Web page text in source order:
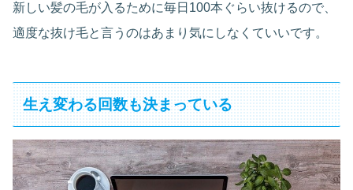
新しい髪の毛が入るために毎日100本ぐらい抜けるので、
適度な抜け毛と言うのはあまり気にしなくていいです。
生え変わる回数も決まっている